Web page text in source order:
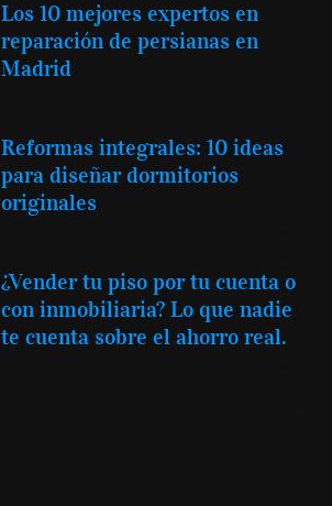
Los 10 mejores expertos en
reparación de persianas en
Madrid
Reformas integrales: 10 ideas
para diseñar dormitorios
originales
¿Vender tu piso por tu cuenta o
con inmobiliaria? Lo que nadie
te cuenta sobre el ahorro real.